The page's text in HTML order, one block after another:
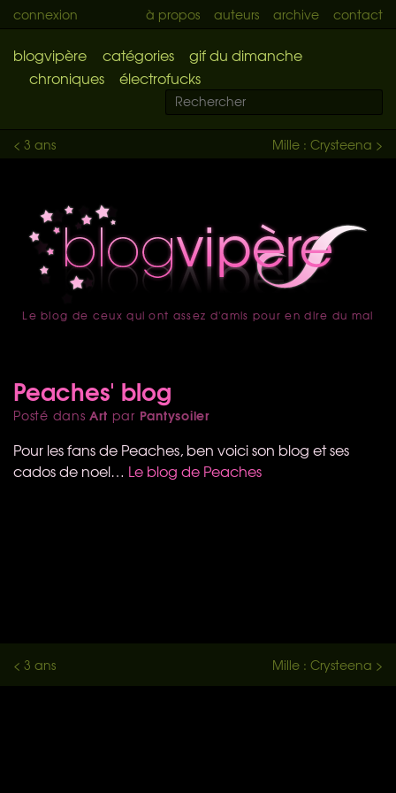
connexion à propos auteurs archive contact
blogvipère catégories
gif du dimanche
chroniques
électrofucks
Mille : Crysteena >
< 3 ans
accueil
Le blog de ceux qui ont assez d'amis pour en dire du mal
Peaches' blog
Posté dansArt par Pantysoiler
Pour les fans de Peaches, ben voici son blog et ses
cados de noel… Le blog de Peaches
Mille : Crysteena >
< 3 ans